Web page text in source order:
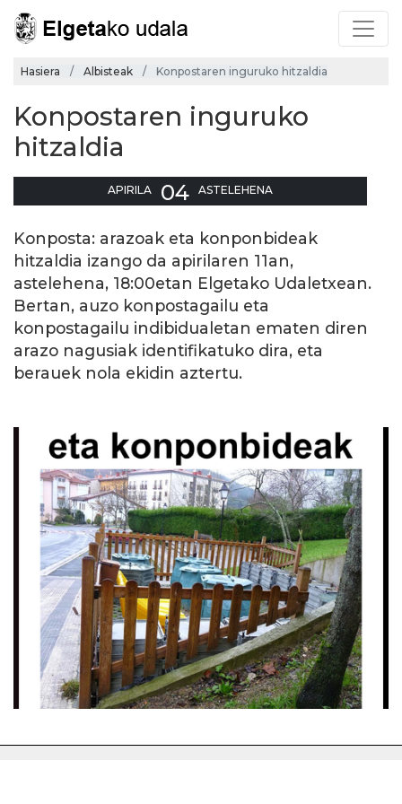
Hasiera Albisteak Konpostaren inguruko hitzaldia
Konpostaren inguruko
hitzaldia
APIRILA 04 ASTELEHENA
Konposta: arazoak eta konponbideak
hitzaldia izango da apirilaren 11an,
astelehena, 18:00etan Elgetako Udaletxean.
Bertan, auzo konpostagailu eta
konpostagailu indibidualetan ematen diren
arazo nagusiak identifikatuko dira, eta
berauek nola ekidin aztertu.